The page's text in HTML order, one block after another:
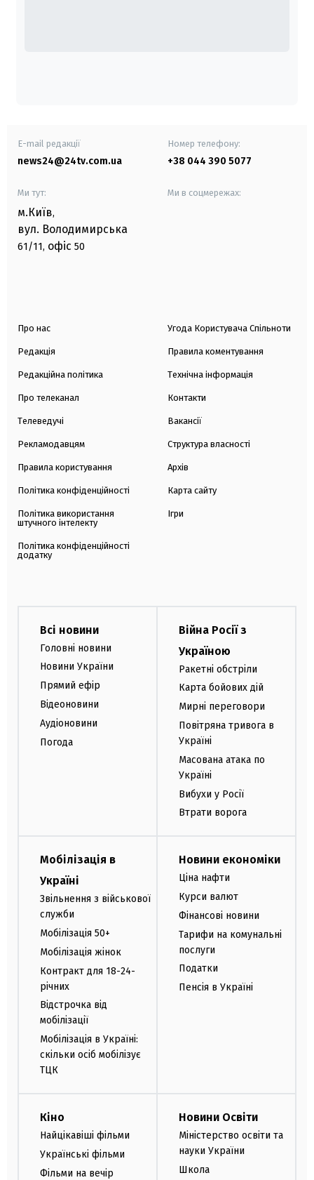
E-mail редакції
news24@24tv.com.ua
Номер телефону:
+38 044 390 5077
Ми тут:
м.Київ,
вул. Володимирська
61/11, офіс 50
Ми в соцмережах:
Про нас
Редакція
Редакційна політика
Про телеканал
Телеведучі
Рекламодавцям
Правила користування
Політика конфіденційності
Політика використання
штучного інтелекту
Політика конфіденційності
додатку
Угода Користувача Спільноти
Правила коментування
Технічна інформація
Контакти
Вакансії
Структура власності
Архів
Карта сайту
Ігри
Всі новини
Головні новини
Новини України
Прямий ефір
Відеоновини
Аудіоновини
Погода
Війна Росії з
Україною
Ракетні обстріли
Карта бойових дій
Мирні переговори
Повітряна тривога в
Україні
Масована атака по
Україні
Вибухи у Росії
Втрати ворога
Мобілізація в
Україні
Звільнення з військової
служби
Мобілізація 50+
Мобілізація жінок
Контракт для 18-24-
річних
Відстрочка від
мобілізації
Мобілізація в Україні:
скільки осіб мобілізує
ТЦК
Новини економіки
Ціна нафти
Курси валют
Фінансові новини
Тарифи на комунальні
послуги
Податки
Пенсія в Україні
Кіно
Найцікавіші фільми
Українські фільми
Фільми на вечір
Новини Освіти
Міністерство освіти та
науки України
Школа